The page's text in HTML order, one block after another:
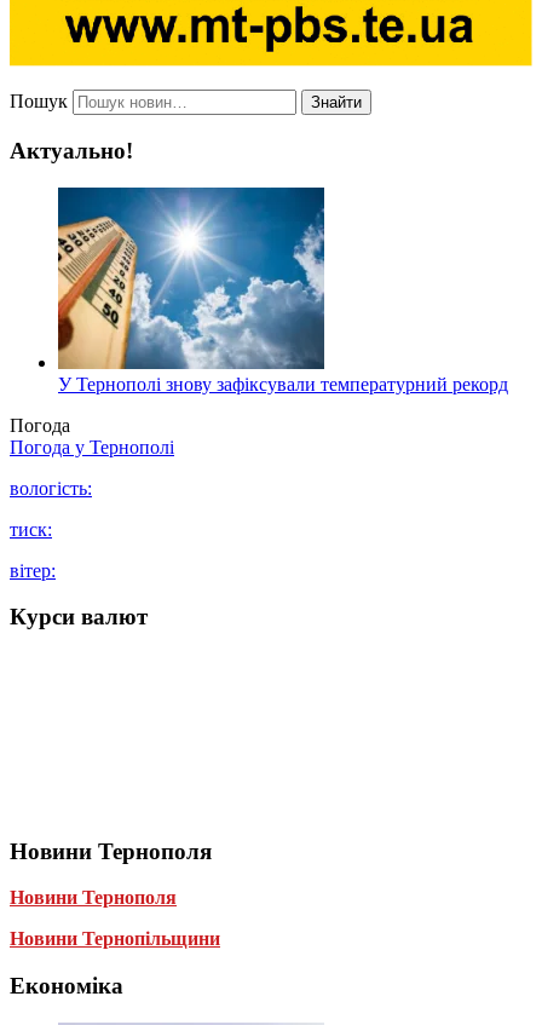
Пошук Знайти
Актуально!
У Тернополі знову зафіксували температурний рекорд
Погода
Погода у Тернополі
вологість:
тиск:
вітер:
Курси валют
Новини Тернополя
Новини Тернополя
Новини Тернопільщини
Економіка